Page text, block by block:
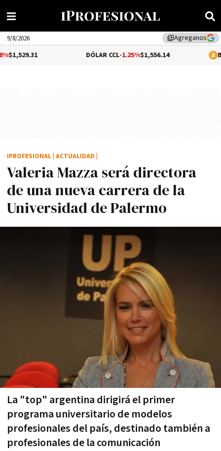
library_addAgreganos
9/8/2026
DÓLAR CCL-1.25% $1,556.14 BITCOIN
Valeria Mazza será directora
de una nueva carrera de la
Universidad de Palermo
La "top" argentina dirigirá el primer
programa universitario de modelos
profesionales del país, destinado también a
profesionales de la comunicación
IPROFESIONAL ACTUALIDAD